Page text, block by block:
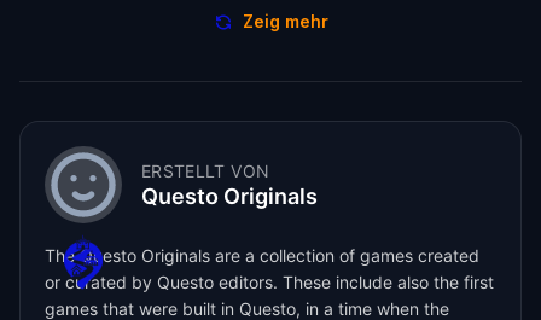
Zeig mehr
ERSTELLT VON
Questo Originals
The Questo Originals are a collection of games created
or curated by Questo editors. These include also the first
games that were built in Questo, in a time when the